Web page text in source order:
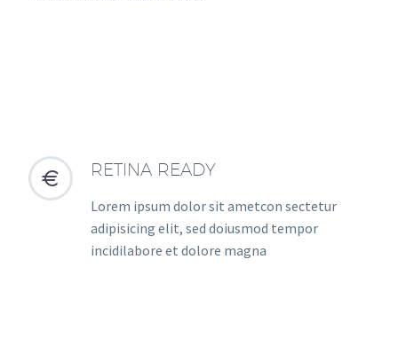

 RETINA READY
Lorem ipsum dolor sit ametcon sectetur
adipisicing elit, sed doiusmod tempor
incidilabore et dolore magna